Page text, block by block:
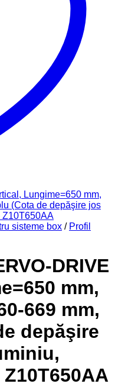
sisteme box / Profil
DRIVE
mm,
669 mm,
depăşire